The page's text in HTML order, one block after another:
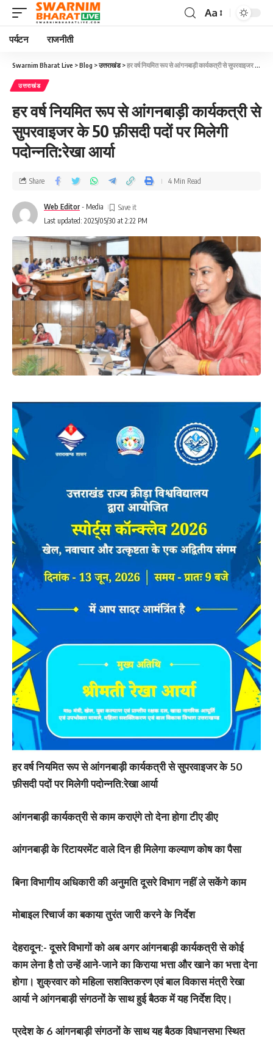
Aa
पर्यटन राजनीती
Swarnim Bharat Live >Blog >उत्तराखंड>हर वर्ष नियमित रूप से आंगनबाड़ी कार्यकत्री से सुपरवाइजर के 50 फ़ीसदी पदों पर मिलेगी पदोन्नति:रेखा आर्या
उत्तराखंड
हर वर्ष नियमित रूप से आंगनबाड़ी कार्यकत्री से
सुपरवाइजर के 50 फ़ीसदी पदों पर मिलेगी
पदोन्नति:रेखा आर्या
Last updated: 2025/05/30 at 2:22 PM
Web Editor - Media
Share 4 Min Read
हर वर्ष नियमित रूप से आंगनबाड़ी कार्यकत्री से सुपरवाइजर के 50
फ़ीसदी पदों पर मिलेगी पदोन्नति:रेखा आर्या
आंगनबाड़ी कार्यकत्री से काम कराएंगे तो देना होगा टीए डीए
आंगनबाड़ी के रिटायरमेंट वाले दिन ही मिलेगा कल्याण कोष का पैसा
बिना विभागीय अधिकारी की अनुमति दूसरे विभाग नहीं ले सकेंगे काम
मोबाइल रिचार्ज का बकाया तुरंत जारी करने के निर्देश
देहरादून:-दूसरे विभागों को अब अगर आंगनबाड़ी कार्यकत्री से कोई
काम लेना है तो उन्हें आने-जाने का किराया भत्ता और खाने का भत्ता देना
होगा। शुक्रवार को महिला सशक्तिकरण एवं बाल विकास मंत्री रेखा
आर्या ने आंगनबाड़ी संगठनों के साथ हुई बैठक में यह निर्देश दिए।
प्रदेश के 6 आंगनबाड़ी संगठनों के साथ यह बैठक विधानसभा स्थित